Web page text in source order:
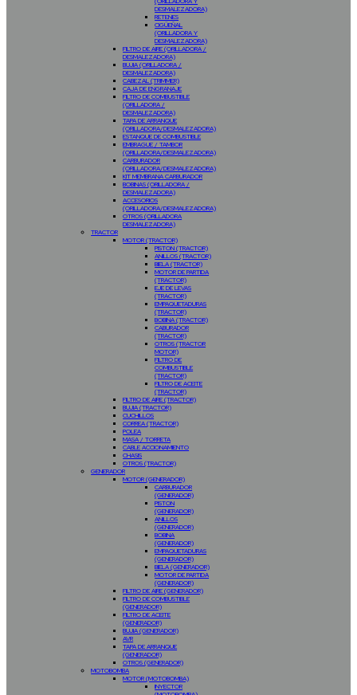
DESMALEZADORA)
RETENES
CIGÜEÑAL
(ORILLADORA Y
DESMALEZADORA)
FILTRO DE AIRE (ORILLADORA /
DESMALEZADORA)
BUJIA (ORILLADORA /
DESMALEZADORA)
CABEZAL (TRIMMER)
CAJA DE ENGRANAJE
FILTRO DE COMBUSTIBLE
(ORILLADORA /
DESMALEZADORA)
TAPA DE ARRANQUE
(ORILLADORA/DESMALEZADORA)
ESTANQUE DE COMBUSTIBLE
EMBRAGUE / TAMBOR
(ORILLADORA/DESMALEZADORA)
CARBURADOR
(ORILLADORA/DESMALEZADORA)
KIT MEMBRANA CARBURADOR
BOBINAS (ORILLADORA /
DESMALEZADORA)
ACCESORIOS
(ORILLADORA/DESMALEZADORA)
OTROS (ORILLADORA
DESMALEZADORA)
TRACTOR
MOTOR (TRACTOR)
PISTON (TRACTOR)
ANILLOS (TRACTOR)
BIELA (TRACTOR)
MOTOR DE PARTIDA
(TRACTOR)
EJE DE LEVAS
(TRACTOR)
EMPAQUETADURAS
(TRACTOR)
BOBINA (TRACTOR)
CABURADOR
(TRACTOR)
OTROS (TRACTOR
MOTOR)
FILTRO DE
COMBUSTIBLE
(TRACTOR)
FILTRO DE ACEITE
(TRACTOR)
FILTRO DE AIRE (TRACTOR)
BUJIA (TRACTOR)
CUCHILLOS
CORREA (TRACTOR)
POLEA
MASA / TORRETA
CABLE ACCIONAMIENTO
CHASIS
OTROS (TRACTOR)
GENERADOR
MOTOR (GENERADOR)
CARBURADOR
(GENERADOR)
PISTON
(GENERADOR)
ANILLOS
(GENERADOR)
BOBINA
(GENERADOR)
EMPAQUETADURAS
(GENERADOR)
BIELA (GENERADOR)
MOTOR DE PARTIDA
(GENERADOR)
FILTRO DE AIRE (GENERADOR)
FILTRO DE COMBUSTIBLE
(GENERADOR)
FILTRO DE ACEITE
(GENERADOR)
BUJIA (GENERADOR)
AVR
TAPA DE ARRANQUE
(GENERADOR)
OTROS (GENERADOR)
MOTOBOMBA
MOTOR (MOTOBOMBA)
INYECTOR